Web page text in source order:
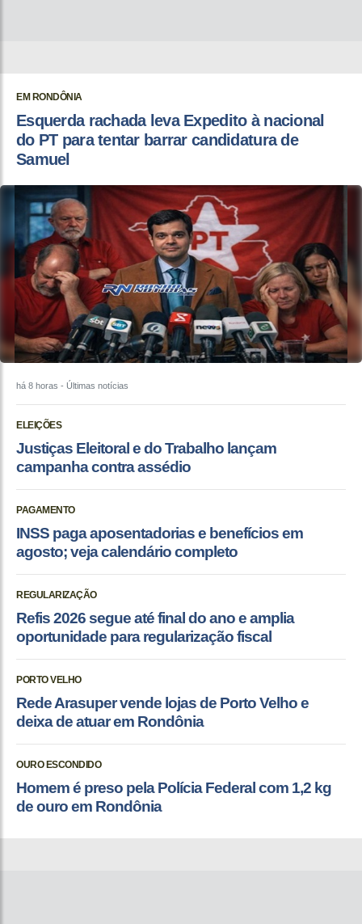
EM RONDÔNIA
Esquerda rachada leva Expedito à nacional
do PT para tentar barrar candidatura de
Samuel
há 8 horas - Últimas notícias
ELEIÇÕES
Justiças Eleitoral e do Trabalho lançam
campanha contra assédio
PAGAMENTO
INSS paga aposentadorias e benefícios em
agosto; veja calendário completo
REGULARIZAÇÃO
Refis 2026 segue até final do ano e amplia
oportunidade para regularização fiscal
PORTO VELHO
Rede Arasuper vende lojas de Porto Velho e
deixa de atuar em Rondônia
OURO ESCONDIDO
Homem é preso pela Polícia Federal com 1,2 kg
de ouro em Rondônia